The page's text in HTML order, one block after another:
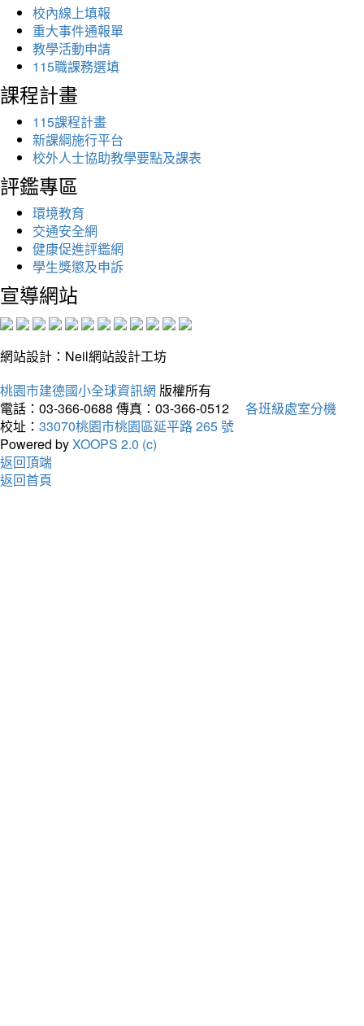
校內線上填報
重大事件通報單
教學活動申請
115職課務選填
課程計畫
115課程計畫
新課綱施行平台
校外人士協助教學要點及課表
評鑑專區
環境教育
交通安全網
健康促進評鑑網
學生獎懲及申訴
宣導網站
網站設計：Neil網站設計工坊
桃園市建德國小全球資訊網 版權所有
電話：03-366-0688 傳真：03-366-0512
各班級處室分機
校址： 33070桃園市桃園區延平路 265 號
Powered byXOOPS 2.0 (c)
返回頂端
返回首頁